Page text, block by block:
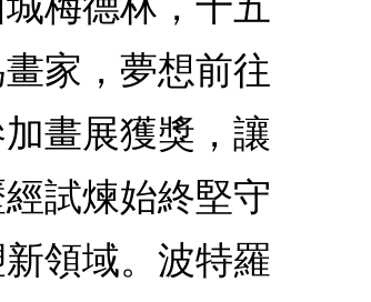
家，夢想前往
畫展獲獎，讓
試煉始終堅守
領域。波特羅